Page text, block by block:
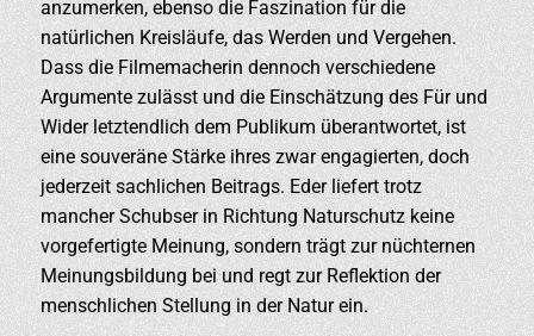
anzumerken, ebenso die Faszination für die
natürlichen Kreisläufe, das Werden und Vergehen.
Dass die Filmemacherin dennoch verschiedene
Argumente zulässt und die Einschätzung des Für und
Wider letztendlich dem Publikum überantwortet, ist
eine souveräne Stärke ihres zwar engagierten, doch
jederzeit sachlichen Beitrags. Eder liefert trotz
mancher Schubser in Richtung Naturschutz keine
vorgefertigte Meinung, sondern trägt zur nüchternen
Meinungsbildung bei und regt zur Reflektion der
menschlichen Stellung in der Natur ein.